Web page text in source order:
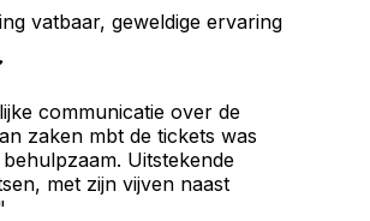
vatbaar, geweldige ervaring
communicatie over de
zaken mbt de tickets was
Uitstekende
met zijn vijven naast